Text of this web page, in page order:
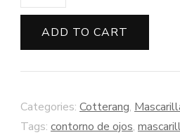
ADD TO CART
Categories: Cotterang,
Tags: contorno de ojos,